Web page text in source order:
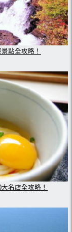
點全攻略！
名店全攻略！